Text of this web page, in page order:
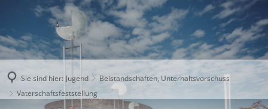
Sie sind hier: Jugend
Beistandschaften, Unterhaltsvorschuss
Vaterschaftsfeststellung